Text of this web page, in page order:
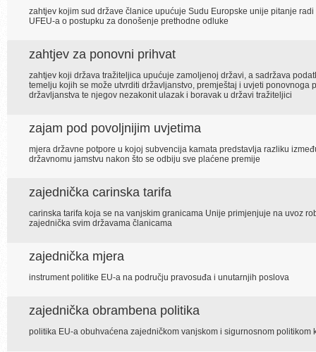
zahtjev kojim sud države članice upućuje Sudu Europske unije pitanje
UFEU-a o postupku za donošenje prethodne odluke
zahtjev za ponovni prihvat
zahtjev koji država tražiteljica upućuje zamoljenoj državi, a sadržava
temelju kojih se može utvrditi državljanstvo, premještaj i uvjeti ponovnoga
državljanstva te njegov nezakonit ulazak i boravak u državi tražiteljici
zajam pod povoljnijim uvjetima
mjera državne potpore u kojoj subvencija kamata predstavlja razliku
državnomu jamstvu nakon što se odbiju sve plaćene premije
zajednička carinska tarifa
carinska tarifa koja se na vanjskim granicama Unije primjenjuje na uvoz
zajednička svim državama članicama
zajednička mjera
instrument politike EU-a na području pravosuđa i unutarnjih poslova
zajednička obrambena politika
politika EU-a obuhvaćena zajedničkom vanjskom i sigurnosnom